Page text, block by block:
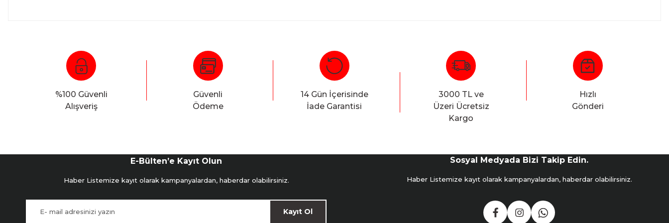
Bu ürüne ilk yorumu siz yapın!
Yorum Yaz
%100 Güvenli
Alışveriş
Güvenli
Ödeme
14 Gün İçerisinde
İade Garantisi
3000 TL ve
Üzeri Ücretsiz
Kargo
Hızlı
Gönderi
E-Bülten’e Kayıt Olun
Haber Listemize kayıt olarak kampanyalardan, haberdar olabilirsiniz.
Kayıt Ol
Sosyal Medyada Bizi Takip Edin.
Haber Listemize kayıt olarak kampanyalardan, haberdar olabilirsiniz.